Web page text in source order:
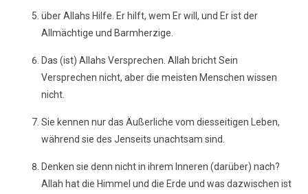
über Allahs Hilfe. Er hilft, wem Er will, und Er ist der
Allmächtige und Barmherzige.
Das (ist) Allahs Versprechen. Allah bricht Sein
Versprechen nicht, aber die meisten Menschen wissen
nicht.
Sie kennen nur das Äußerliche vom diesseitigen Leben,
während sie des Jenseits unachtsam sind.
Denken sie denn nicht in ihrem Inneren (darüber) nach?
Allah hat die Himmel und die Erde und was dazwischen ist